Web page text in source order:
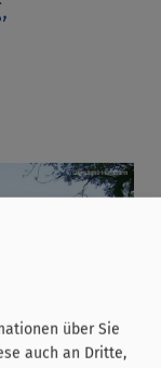
über Sie
auch an Dritte,